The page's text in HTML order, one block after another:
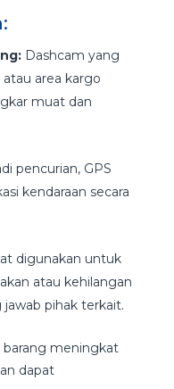
Dashcam yang
area kargo
muat dan
pencurian, GPS
kendaraan secara
digunakan untuk
atau kehilangan
pihak terkait.
barang meningkat
dapat